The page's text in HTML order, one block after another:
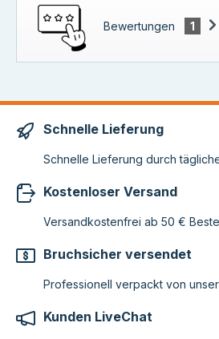
Bewertungen 1
Schnelle Lieferung
Schnelle Lieferung durch
Kostenloser Versand
Versandkostenfrei ab 50 €
Bruchsicher versendet
Professionell verpackt von
Kunden LiveChat